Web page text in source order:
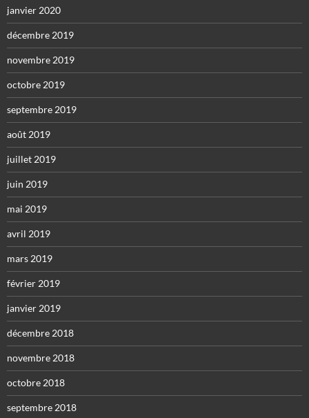
janvier 2020
décembre 2019
novembre 2019
octobre 2019
septembre 2019
août 2019
juillet 2019
juin 2019
mai 2019
avril 2019
mars 2019
février 2019
janvier 2019
décembre 2018
novembre 2018
octobre 2018
septembre 2018